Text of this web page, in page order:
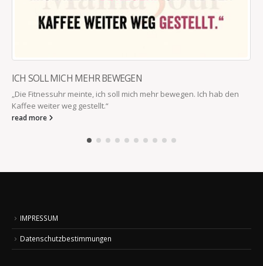
ICH SOLL MICH MEHR BEWEGEN
„Die Fitnessuhr meinte, ich soll mich mehr bewegen. Ich hab den
Kaffee weiter weg gestellt.“
read more
IMPRESSUM
Datenschutzbestimmungen